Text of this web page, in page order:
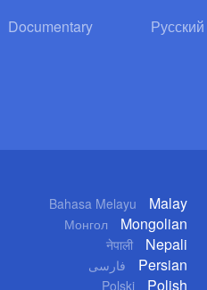
Русский
Documentary
Bahasa Melayu Malay
Монгол Mongolian
नेपाली Nepali
فارسی Persian
Polski Polish